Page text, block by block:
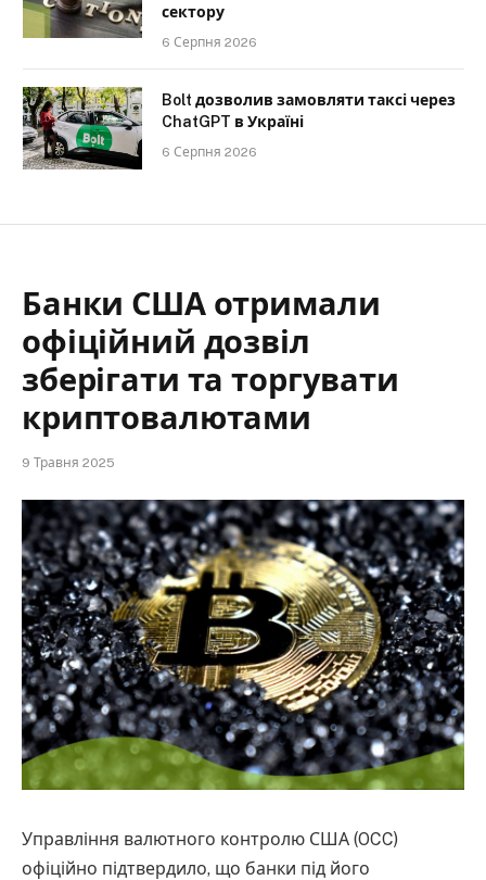
сектору
6 Серпня 2026
Bolt дозволив замовляти таксі через
ChatGPT в Україні
6 Серпня 2026
Банки США отримали
офіційний дозвіл
зберігати та торгувати
криптовалютами
9 Травня 2025
Управління валютного контролю США (OCC)
офіційно підтвердило, що банки під його